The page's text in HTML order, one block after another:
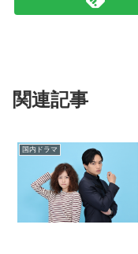
関連記事
国内ドラマ